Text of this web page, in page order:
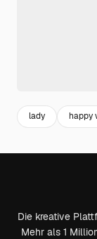
lady happy
Die kreative
Mehr als 1